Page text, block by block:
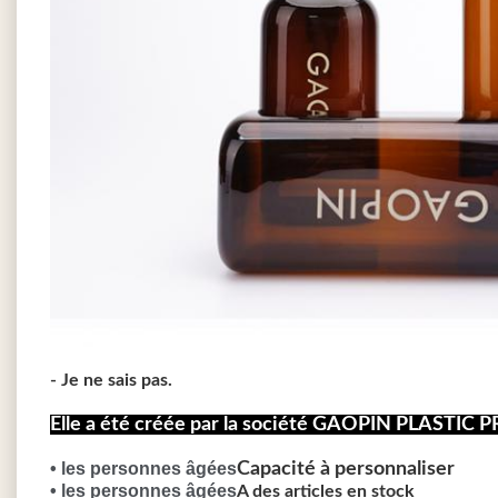
- Je ne sais pas.
Elle a été créée par la société GAOPIN PLASTIC
• les personnes âgéesCapacité à personnaliser
• les personnes âgéesA des articles en stock